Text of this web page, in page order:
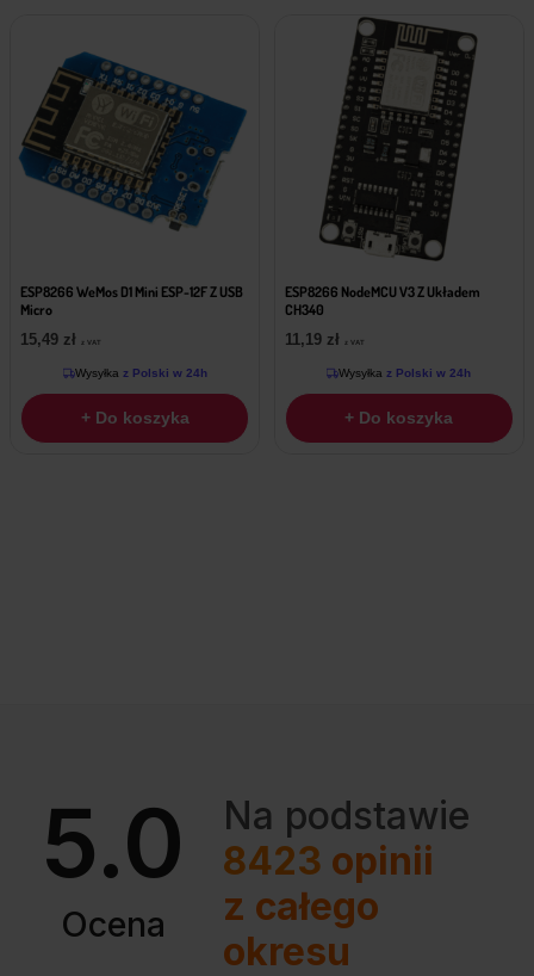
ESP8266 WeMos D1 Mini ESP-12F Z USB
Micro
15,49 zł z VAT
Wysyłka z Polski w 24h
+ Do koszyka
ESP8266 NodeMCU V3 Z Układem
CH340
11,19 zł z VAT
Wysyłka z Polski w 24h
+ Do koszyka
5.0
Ocena
Na podstawie
8423 opinii
z całego
okresu